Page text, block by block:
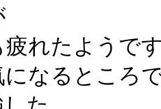
れたようで
になるところ